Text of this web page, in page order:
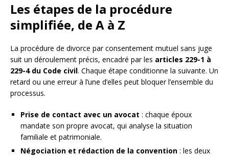
Les étapes de la procédure
simplifiée, de A à Z
La procédure de divorce par consentement mutuel sans juge
suit un déroulement précis, encadré par les articles 229-1 à
229-4 du Code civil. Chaque étape conditionne la suivante. Un
retard ou une erreur à l’une d’elles peut bloquer l’ensemble du
processus.
Prise de contact avec un avocat : chaque époux
mandate son propre avocat, qui analyse la situation
familiale et patrimoniale.
Négociation et rédaction de la convention : les deux